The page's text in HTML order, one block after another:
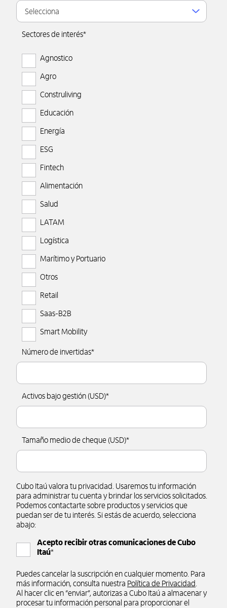
Sectores de interés*
Agnostico
Agro
Construliving
Educación
Energía
ESG
Fintech
Alimentación
Salud
LATAM
Logística
Marítimo y Portuario
Otros
Retail
Saas-B2B
Smart Mobility
Número de invertidas*
Activos bajo gestión (USD)*
Tamaño medio de cheque (USD)*
Cubo Itaú valora tu privacidad. Usaremos tu información
para administrar tu cuenta y brindar los servicios solicitados.
Podemos contactarte sobre productos y servicios que
puedan ser de tu interés. Si estás de acuerdo, selecciona
abajo:
Acepto recibir otras comunicaciones de Cubo
Itaú*
Puedes cancelar la suscripción en cualquier momento. Para
más información, consulta nuestra Política de Privacidad.
Al hacer clic en “enviar”, autorizas a Cubo Itaú a almacenar y
procesar tu información personal para proporcionar el